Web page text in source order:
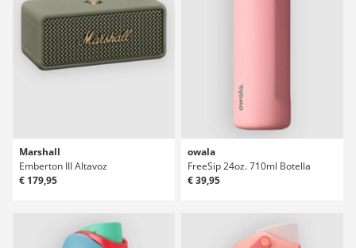
Marshall
Emberton III Altavoz
€ 179,95
owala
FreeSip 24oz. 710ml Botella
€ 39,95